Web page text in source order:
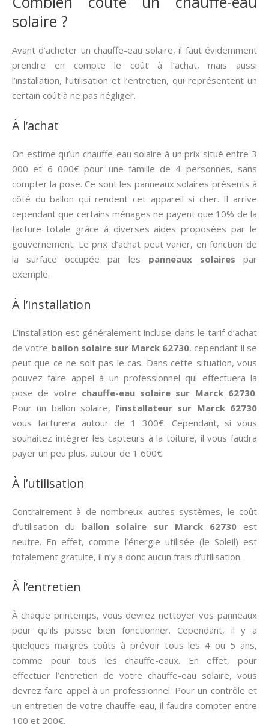
solaire ?
Avant d’acheter un chauffe-eau solaire, il faut évidemment
prendre en compte le coût à l’achat, mais aussi
l’installation, l’utilisation et l’entretien, qui représentent un
certain coût à ne pas négliger.
À l’achat
On estime qu’un chauffe-eau solaire à un prix situé entre 3
000 et 6 000€ pour une famille de 4 personnes, sans
compter la pose. Ce sont les panneaux solaires présents à
côté du ballon qui rendent cet appareil si cher. Il arrive
cependant que certains ménages ne payent que 10% de la
facture totale grâce à diverses aides proposées par le
gouvernement. Le prix d’achat peut varier, en fonction de
la surface occupée par les panneaux solaires par
exemple.
À l’installation
L’installation est généralement incluse dans le tarif d’achat
de votre ballon solaire sur Marck 62730, cependant il se
peut que ce ne soit pas le cas. Dans cette situation, vous
pouvez faire appel à un professionnel qui effectuera la
pose de votre chauffe-eau solaire sur Marck 62730.
Pour un ballon solaire, l’installateur sur Marck 62730
vous facturera autour de 1 300€. Cependant, si vous
souhaitez intégrer les capteurs à la toiture, il vous faudra
payer un peu plus, autour de 1 600€.
À l’utilisation
Contrairement à de nombreux autres systèmes, le coût
d’utilisation du ballon solaire sur Marck 62730est
neutre. En effet, comme l’énergie utilisée (le Soleil) est
totalement gratuite, il n’y a donc aucun frais d’utilisation.
À l’entretien
À chaque printemps, vous devrez nettoyer vos panneaux
pour qu’ils puisse bien fonctionner. Cependant, il y a
quelques maigres coûts à prévoir tous les 4 ou 5 ans,
comme pour tous les chauffe-eaux. En effet, pour
effectuer l’entretien de votre chauffe-eau solaire, vous
devrez faire appel à un professionnel. Pour un contrôle et
un entretien de votre chauffe-eau, il faudra compter entre
100 et 200€.